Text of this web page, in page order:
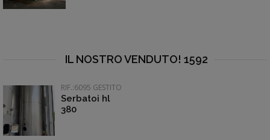
IL NOSTRO VENDUTO! 1592
RIF.:6095 GESTITO
Serbatoi hl
380